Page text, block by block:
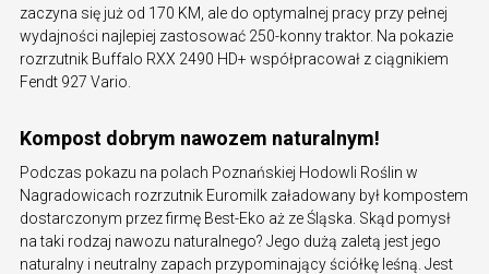
zaczyna się już od 170 KM, ale do optymalnej pracy przy pełnej
wydajności najlepiej zastosować 250-konny traktor. Na pokazie
rozrzutnik Buffalo RXX 2490 HD+ współpracował z ciągnikiem
Fendt 927 Vario.
Kompost dobrym nawozem naturalnym!
Podczas pokazu na polach Poznańskiej Hodowli Roślin w
Nagradowicach rozrzutnik Euromilk załadowany był kompostem
dostarczonym przez firmę Best-Eko aż ze Śląska. Skąd pomysł
na taki rodzaj nawozu naturalnego? Jego dużą zaletą jest jego
naturalny i neutralny zapach przypominający ściółkę leśną. Jest